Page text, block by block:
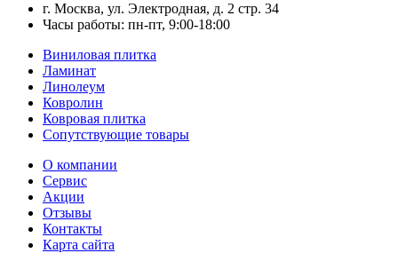
г. Москва, ул. Электродная, д. 2 стр. 34
Часы работы: пн-пт, 9:00-18:00
Виниловая плитка
Ламинат
Линолеум
Ковролин
Ковровая плитка
Сопутствующие товары
О компании
Сервис
Акции
Отзывы
Контакты
Карта сайта